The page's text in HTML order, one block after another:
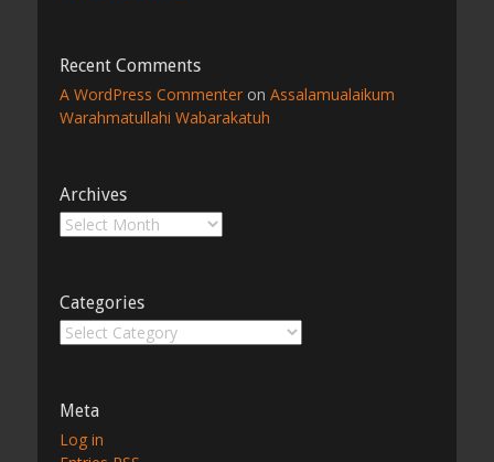
Recent Comments
A WordPress Commenter on Assalamualaikum
Warahmatullahi Wabarakatuh
Archives
Archives
Categories
Categories
Meta
Log in